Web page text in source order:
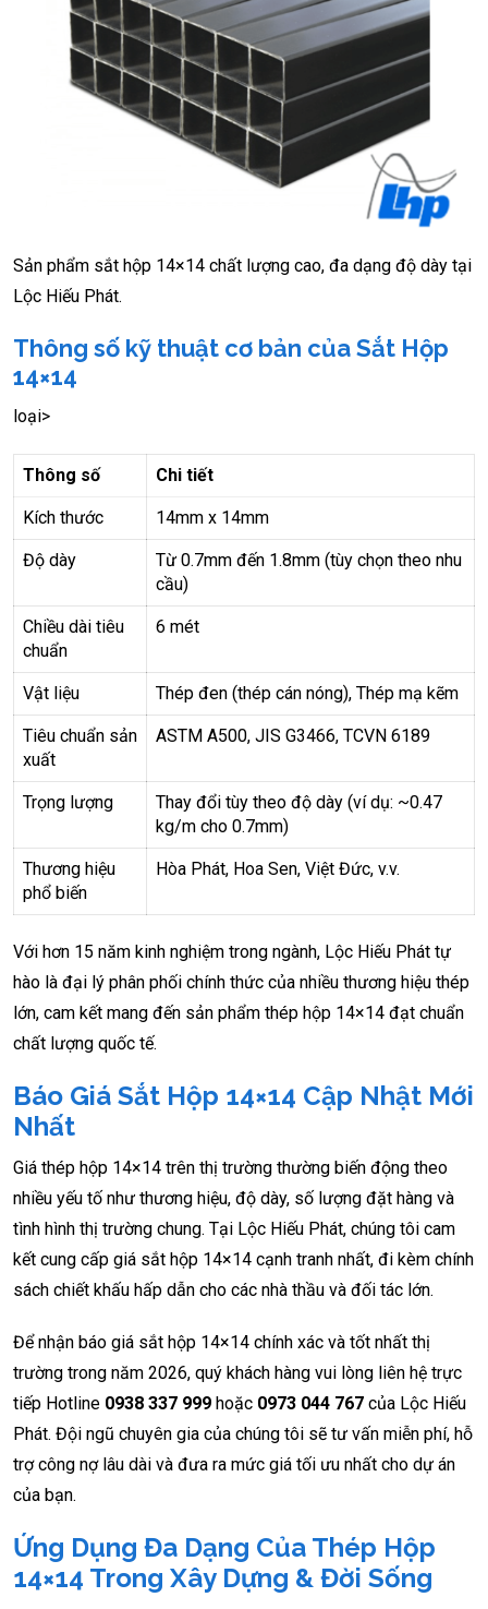
Sản phẩm sắt hộp 14×14 chất lượng cao, đa dạng độ dày tại
Lộc Hiếu Phát.
Thông số kỹ thuật cơ bản của Sắt Hộp
14×14
loại>
Thông số Chi tiết
Kích thước 14mm x 14mm
Độ dày
Từ 0.7mm đến 1.8mm (tùy chọn theo nhu
cầu)
Chiều dài tiêu
chuẩn
6 mét
Vật liệu Thép đen (thép cán nóng), Thép mạ kẽm
Tiêu chuẩn sản
xuất
ASTM A500, JIS G3466, TCVN 6189
Trọng lượng
Thay đổi tùy theo độ dày (ví dụ: ~0.47
kg/m cho 0.7mm)
Thương hiệu
phổ biến
Hòa Phát, Hoa Sen, Việt Đức, v.v.
Với hơn 15 năm kinh nghiệm trong ngành, Lộc Hiếu Phát tự
hào là đại lý phân phối chính thức của nhiều thương hiệu thép
lớn, cam kết mang đến sản phẩm thép hộp 14×14 đạt chuẩn
chất lượng quốc tế.
Báo Giá Sắt Hộp 14×14 Cập Nhật Mới
Nhất
Giá thép hộp 14×14 trên thị trường thường biến động theo
nhiều yếu tố như thương hiệu, độ dày, số lượng đặt hàng và
tình hình thị trường chung. Tại Lộc Hiếu Phát, chúng tôi cam
kết cung cấp giá sắt hộp 14×14 cạnh tranh nhất, đi kèm chính
sách chiết khấu hấp dẫn cho các nhà thầu và đối tác lớn.
Để nhận báo giá sắt hộp 14×14 chính xác và tốt nhất thị
trường trong năm 2026, quý khách hàng vui lòng liên hệ trực
tiếp Hotline 0938 337 999 hoặc 0973 044 767 của Lộc Hiếu
Phát. Đội ngũ chuyên gia của chúng tôi sẽ tư vấn miễn phí, hỗ
trợ công nợ lâu dài và đưa ra mức giá tối ưu nhất cho dự án
của bạn.
Ứng Dụng Đa Dạng Của Thép Hộp
14×14 Trong Xây Dựng & Đời Sống